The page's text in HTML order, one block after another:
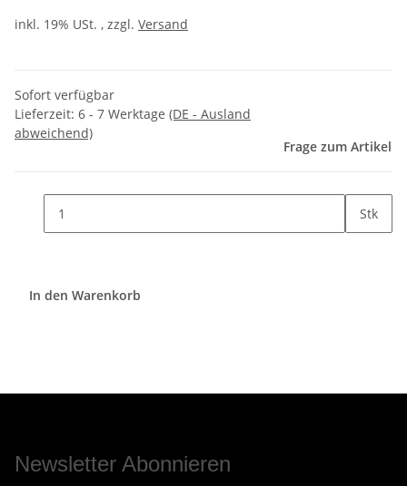
inkl. 19% USt. , zzgl. Versand
Sofort verfügbar
Lieferzeit: 6 - 7 Werktage (DE - Ausland
abweichend)
Frage zum Artikel
Stk
In den Warenkorb
Newsletter Abonnieren